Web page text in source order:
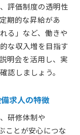
空調設備求人
方とは
の働き方を考察
境とは何か
空調設備求人
人の条件
イント
めるための基準
評価制度の透明性
期的な昇給があ
る」など、働きや
な収入増を目指す
明会を活用し、実
認しましょう。
求人の特徴
研修体制や
ことが安心につな